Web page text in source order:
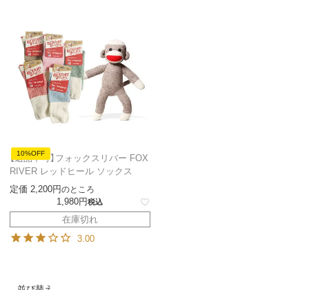
10%OFF
【返品不可】フォックスリバー FOX
RIVER レッドヒール ソックス
定価 2,200 のところ
1,980 税込
在庫切れ
3.00